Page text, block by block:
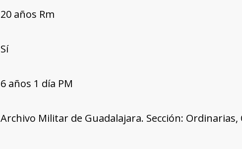
20 años Rm
Sí
6 años 1 día PM
Archivo Militar de Guadalajara. Sección: Ordinarias,